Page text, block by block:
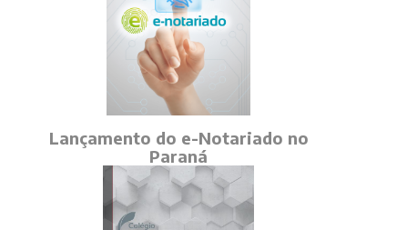
Lançamento do e-Notariado no
Paraná